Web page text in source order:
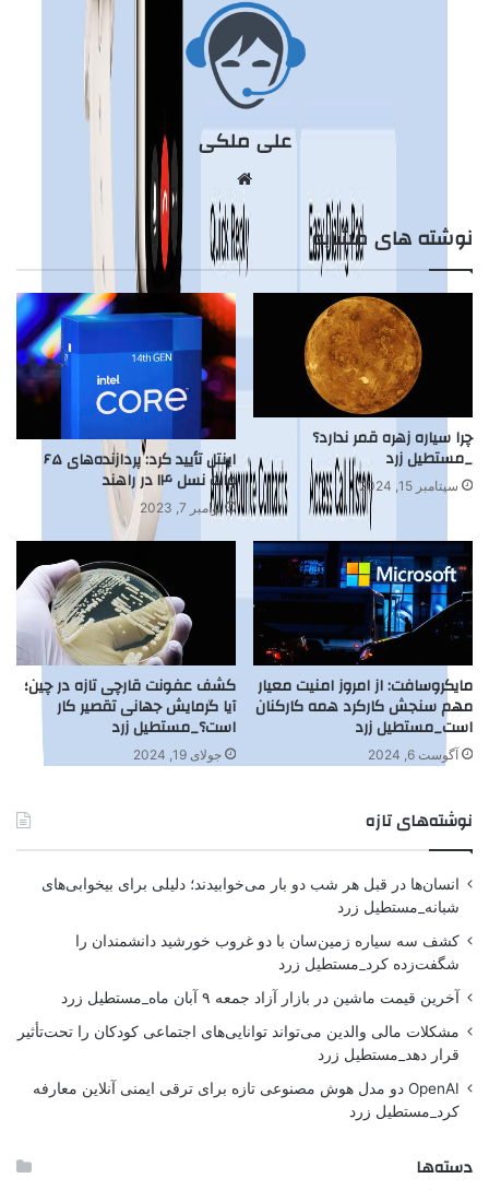
علی ملکی
نوشته های مشابه
چرا سیاره زهره قمر ندارد؟
_مستطیل زرد
سپتامبر 15, 2024
اینتل تأیید کرد: پردازنده‌های ۶۵
وات نسل ۱۴ در راهند
نوامبر 7, 2023
مایکروسافت: از امروز امنیت معیار
مهم سنجش کارکرد همه کارکنان
است_مستطیل زرد
آگوست 6, 2024
کشف عفونت قارچی تازه در چین؛
آیا گرمایش جهانی تقصیر کار
است؟_مستطیل زرد
جولای 19, 2024
نوشته‌های تازه
انسان‌ها در قبل هر شب دو بار می‌خوابیدند؛ دلیلی برای بیخوابی‌های
شبانه_مستطیل زرد
کشف سه سیاره زمین‌سان با دو غروب خورشید دانشمندان را
شگفت‌زده کرد_مستطیل زرد
آخرین قیمت ماشین در بازار آزاد جمعه ۹ آبان ماه_مستطیل زرد
مشکلات مالی والدین می‌تواند توانایی‌های اجتماعی کودکان را تحت‌تأثیر
قرار دهد_مستطیل زرد
OpenAI دو مدل هوش مصنوعی تازه برای ترقی ایمنی آنلاین معارفه
کرد_مستطیل زرد
دسته‌ها